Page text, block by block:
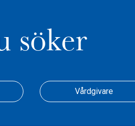
söker
Vårdgivare